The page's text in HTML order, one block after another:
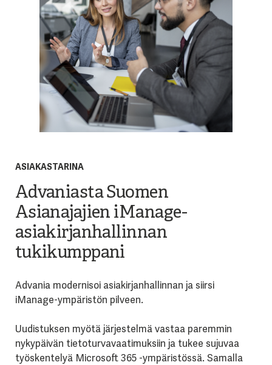
ASIAKASTARINA
Advaniasta Suomen
Asianajajien iManage-
asiakirjanhallinnan
tukikumppani
Advania modernisoi asiakirjanhallinnan ja siirsi
iManage-ympäristön pilveen.
Uudistuksen myötä järjestelmä vastaa paremmin
nykypäivän tietoturvavaatimuksiin ja tukee sujuvaa
työskentelyä Microsoft 365 -ympäristössä. Samalla